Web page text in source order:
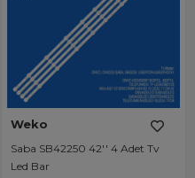
Weko
Saba SB42250 42'' 4 Adet Tv
Led Bar